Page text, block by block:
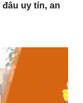
đâu uy tín, an